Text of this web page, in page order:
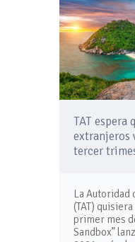
TAT espera
extranjeros
tercer
La Autoridad
(TAT)
primer mes
Sandbox”